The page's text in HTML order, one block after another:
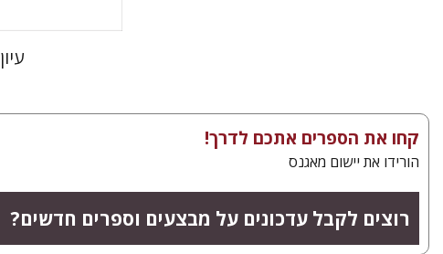
עיון 71
קחו את הספרים אתכם לדרך!
הורידו את יישום מאגנס
רוצים לקבל עדכונים על מבצעים וספרים חדשים?